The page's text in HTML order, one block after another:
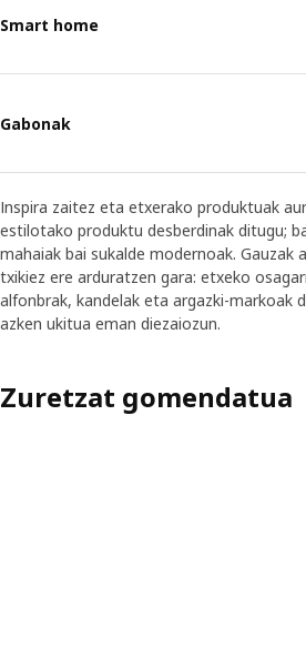
Smart home
Gabonak
Inspira zaitez eta etxerako produktuak
estilotako produktu desberdinak ditugu;
mahaiak bai sukalde modernoak. Gauzak
txikiez ere arduratzen gara: etxeko
alfonbrak, kandelak eta argazki-markoak
azken ukitua eman diezaiozun.
Zuretzat gomendatua